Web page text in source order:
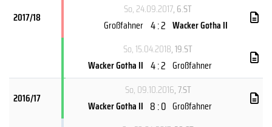
2017/18
So, 24.09.2017, 6.ST
Großfahner 4 : 2 Wacker Gotha II
So, 15.04.2018, 19.ST
Wacker Gotha II 4 : 2 Großfahner
2016/17
So, 09.10.2016, 7.ST
Wacker Gotha II 8 : 0 Großfahner